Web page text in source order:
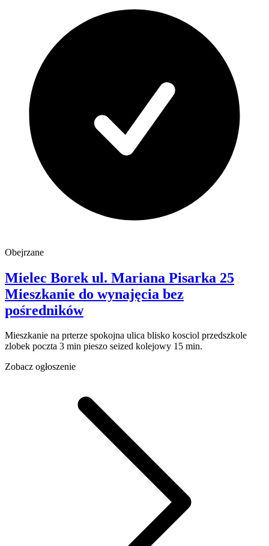
Obejrzane
Mielec Borek ul. Mariana Pisarka 25
Mieszkanie do wynajęcia bez
pośredników
Mieszkanie na prterze spokojna ulica blisko kosciol przedszkole
zlobek poczta 3 min pieszo seized kolejowy 15 min.
Zobacz ogłoszenie